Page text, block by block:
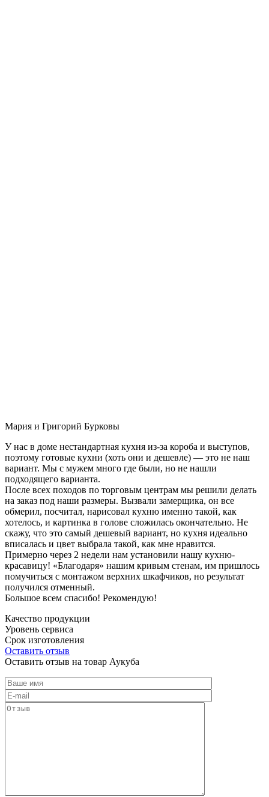
Мария и Григорий Бурковы
У нас в доме нестандартная кухня из-за короба и выступов,
поэтому готовые кухни (хоть они и дешевле) — это не наш
вариант. Мы с мужем много где были, но не нашли
подходящего варианта.
После всех походов по торговым центрам мы решили делать
на заказ под наши размеры. Вызвали замерщика, он все
обмерил, посчитал, нарисовал кухню именно такой, как
хотелось, и картинка в голове сложилась окончательно. Не
скажу, что это самый дешевый вариант, но кухня идеально
вписалась и цвет выбрала такой, как мне нравится.
Примерно через 2 недели нам установили нашу кухню-
красавицу! «Благодаря» нашим кривым стенам, им пришлось
помучиться с монтажом верхних шкафчиков, но результат
получился отменный.
Большое всем спасибо! Рекомендую!
Качество продукции
Уровень сервиса
Срок изготовления
Оставить отзыв
Оставить отзыв на товар Аукуба